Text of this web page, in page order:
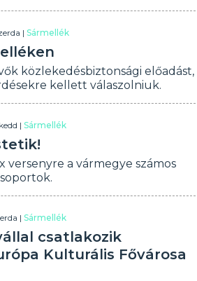
|Sármellék
közlekedésbiztonsági előadást,
kellett válaszolniuk.
|Sármellék
versenyre a vármegye számos
|Sármellék
csatlakozik
Kulturális Fővárosa